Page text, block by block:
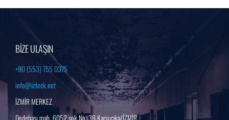
BİZE ULAŞIN
+90 (553) 755 0375
info@izteck.net
İZMİR MERKEZ
Dedebaşı mah. 6052 sok No: 3B Karşıyaka/İZMİR